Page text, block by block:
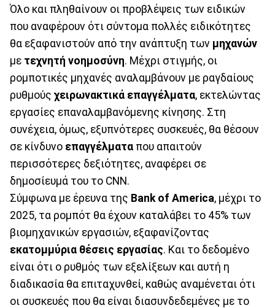
Όλο και πληθαίνουν οι προβλέψεις των ειδικών
που αναφέρουν ότι σύντομα πολλές ειδικότητες
θα εξαφανιστούν από την ανάπτυξη των μηχανών
με τεχνητή νοημοσύνη. Μέχρι στιγμής, οι
ρομποτικές μηχανές αναλαμβάνουν με ραγδαίους
ρυθμούς χειρωνακτικά επαγγέλματα, εκτελώντας
εργασίες επαναλαμβανόμενης κίνησης. Στη
συνέχεια, όμως, εξυπνότερες συσκευές, θα θέσουν
σε κίνδυνο επαγγέλματα που απαιτούν
περισσότερες δεξιότητες, αναφέρει σε
δημοσίευμά του το CNN.
Σύμφωνα με έρευνα της Bank of America, μέχρι το
2025, τα ρομπότ θα έχουν καταλάβει το 45% των
βιομηχανικών εργασιών, εξαφανίζοντας
εκατομμύρια θέσεις εργασίας. Και το δεδομένο
είναι ότι ο ρυθμός των εξελίξεων και αυτή η
διαδικασία θα επιταχυνθεί, καθώς αναμένεται ότι
οι συσκευές που θα είναι διασυνδεδεμένες με το